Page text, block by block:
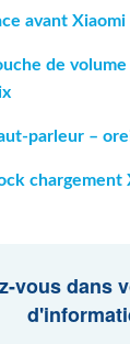
avant
de
parleur –
vous dans